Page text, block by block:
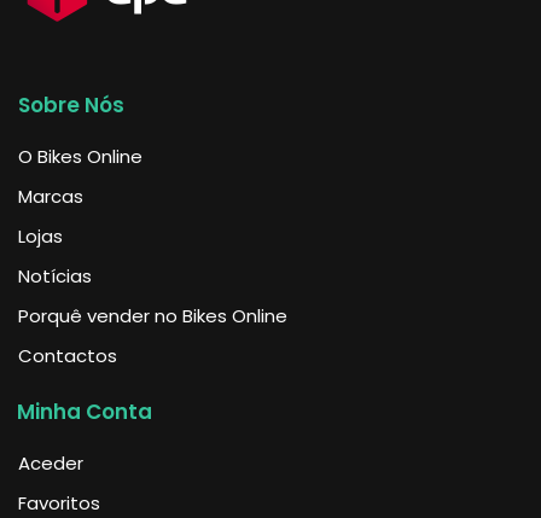
Sobre Nós
O Bikes Online
Marcas
Lojas
Notícias
Porquê vender no Bikes Online
Contactos
Minha Conta
Aceder
Favoritos